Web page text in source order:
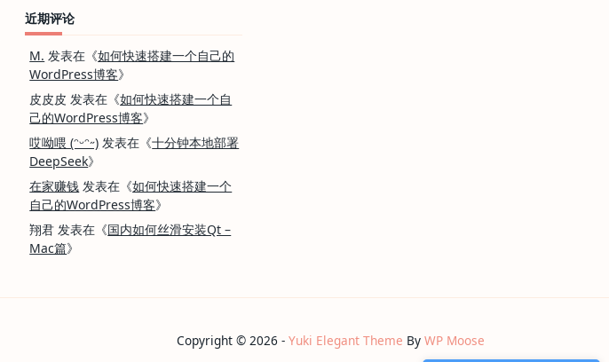
近期评论
M. 发表在《如何快速搭建一个自己的
WordPress博客》
皮皮皮 发表在《如何快速搭建一个自
己的WordPress博客》
哎呦喂 (ᵔᵕᵔ˶) 发表在《十分钟本地部署
DeepSeek》
在家赚钱 发表在《如何快速搭建一个
自己的WordPress博客》
翔君 发表在《国内如何丝滑安装Qt –
Mac篇》
Copyright © 2026 - Yuki Elegant Theme By WP Moose